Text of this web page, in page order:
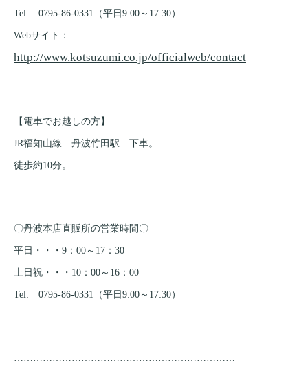
Tel: 0795-86-0331（平日9:00～17:30）
Webサイト：
http://www.kotsuzumi.co.jp/officialweb/contact
【電車でお越しの方】
JR福知山線 丹波竹田駅 下車。
徒歩約10分。
〇丹波本店直販所の営業時間〇
平日・・・9：00～17：30
土日祝・・・10：00～16：00
Tel: 0795-86-0331（平日9:00～17:30）
……………………………………………………………